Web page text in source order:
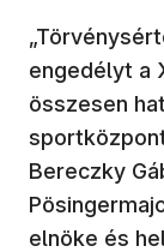
engedélyt a
összesen
Bereczky
elnöke és